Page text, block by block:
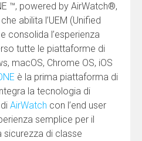
™, powered by AirWatch®,
abilita l’UEM (Unified
consolida l’esperienza
tutte le piattaforme di
macOS, Chrome OS, iOS
è la prima piattaforma di
la tecnologia di
AirWatch con l’end user
semplice per il
di classe